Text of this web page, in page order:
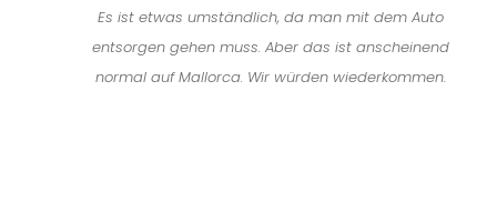
Es ist etwas umständlich, da man mit dem Auto
entsorgen gehen muss. Aber das ist anscheinend
normal auf Mallorca. Wir würden wiederkommen.